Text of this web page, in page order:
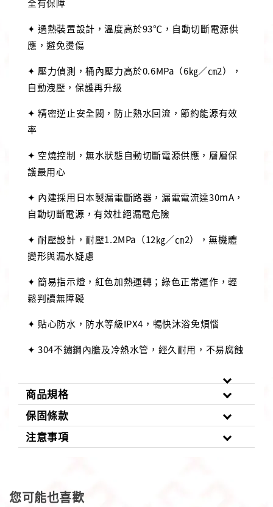
✦ 過熱裝置設計，溫度高於93℃，自動切斷電源供
應，避免燙傷
✦ 壓力偵測，桶內壓力高於0.6MPa（6㎏／㎝2），
自動洩壓，保護再升級
✦ 精密逆止安全閥，防止熱水回流，節約能源有效
率
✦ 空燒控制，無水狀態自動切斷電源供應，層層保
護最用心
✦ 內建採用日本製漏電斷路器，漏電電流達30mA，
自動切斷電源，有效杜絕漏電危險
✦ 耐壓設計，耐壓1.2MPa（12㎏／㎝2），無機體
變形與漏水疑慮
✦ 簡易指示燈，紅色加熱運轉；綠色正常運作，輕
鬆判讀無障礙
✦ 貼心防水，防水等級IPX4，暢快沐浴免煩惱
✦ 304不鏽鋼內膽及冷熱水管，經久耐用，不易腐蝕
商品規格
保固條款
注意事項
您可能也喜歡